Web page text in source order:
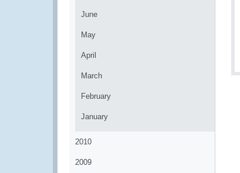
June
May
April
March
February
January
2010
2009